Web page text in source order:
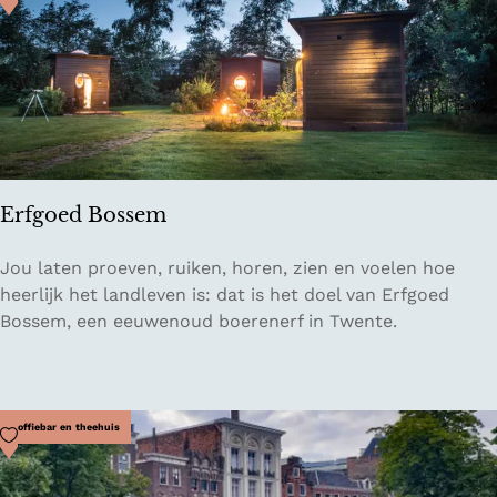
m
P
a
l
t
h
e
H
iErfgoed Bossem
E
r
f
d
B
o
Jou laten proeven, ruiken, horen, zien en voelen hoe
heerlijk het landleven is: dat is het doel van Erfgoed
Bossem, een eeuwenoud boerenerf in Twente.
Koffiebar en theehuis
Voeg toe als favoriet